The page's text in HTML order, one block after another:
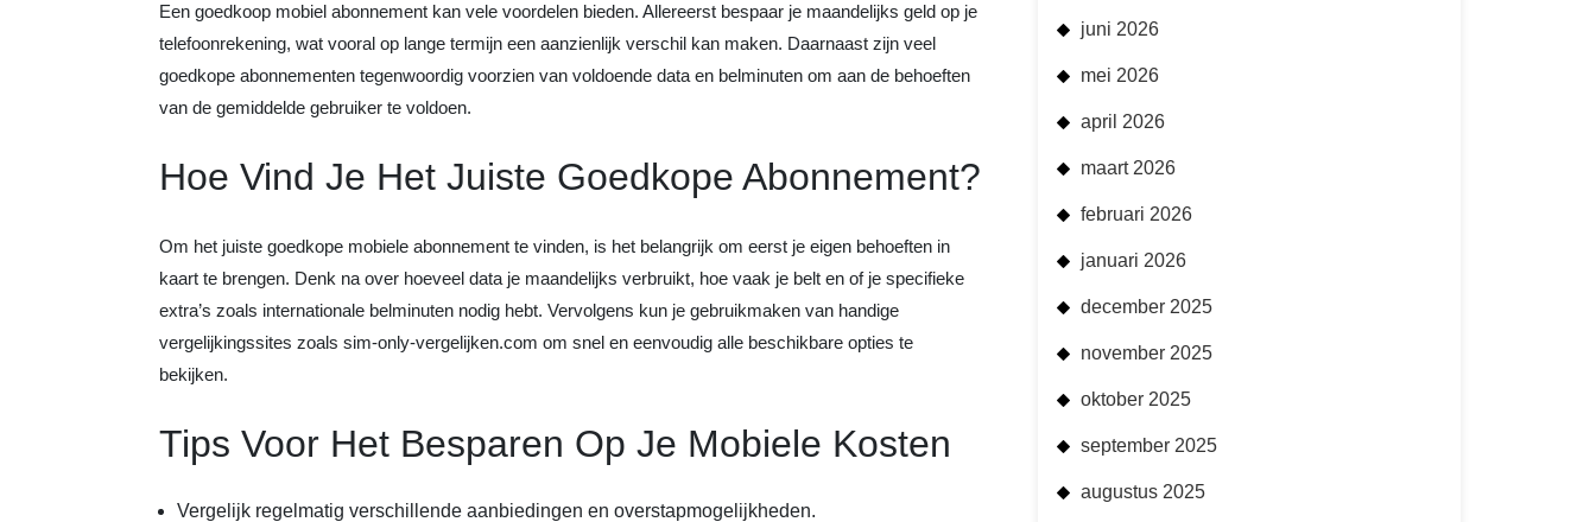
Een goedkoop mobiel abonnement kan vele voordelen bieden. Allereerst bespaar je maandelijks geld op je
telefoonrekening, wat vooral op lange termijn een aanzienlijk verschil kan maken. Daarnaast zijn veel
goedkope abonnementen tegenwoordig voorzien van voldoende data en belminuten om aan de behoeften
van de gemiddelde gebruiker te voldoen.
Hoe Vind Je Het Juiste Goedkope Abonnement?
Om het juiste goedkope mobiele abonnement te vinden, is het belangrijk om eerst je eigen behoeften in
kaart te brengen. Denk na over hoeveel data je maandelijks verbruikt, hoe vaak je belt en of je specifieke
extra’s zoals internationale belminuten nodig hebt. Vervolgens kun je gebruikmaken van handige
vergelijkingssites zoals sim-only-vergelijken.com om snel en eenvoudig alle beschikbare opties te
bekijken.
Tips Voor Het Besparen Op Je Mobiele Kosten
Vergelijk regelmatig verschillende aanbiedingen en overstapmogelijkheden.
juni 2026
mei 2026
april 2026
maart 2026
februari 2026
januari 2026
december 2025
november 2025
oktober 2025
september 2025
augustus 2025